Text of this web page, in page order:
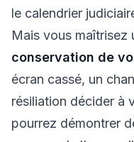
le calendrier
Mais vous maîtrisez
conservation de
écran cassé, un
résiliation décider à
pourrez démontrer